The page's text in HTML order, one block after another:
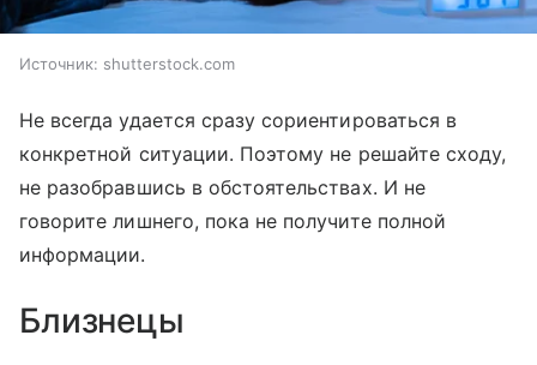
Источник: shutterstock.com
Не всегда удается сразу сориентироваться в
конкретной ситуации. Поэтому не решайте сходу,
не разобравшись в обстоятельствах. И не
говорите лишнего, пока не получите полной
информации.
Близнецы